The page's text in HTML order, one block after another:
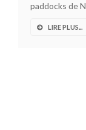
paddocks de
LIRE PLUS...